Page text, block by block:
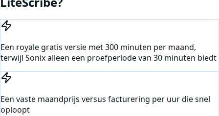
Een royale gratis versie met 300 minuten per maand,
terwijl Sonix alleen een proefperiode van 30 minuten biedt
Een vaste maandprijs versus facturering per uur die snel
oploopt